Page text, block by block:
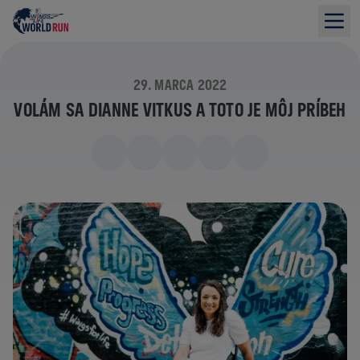
29. MARCA 2022
VOLÁM SA DIANNE VITKUS A TOTO JE MÔJ PRÍBEH